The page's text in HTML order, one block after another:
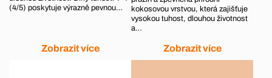
(4/5) poskytuje výrazně pevnou…
Zobrazit více
kokosovou vrstvou, která zajišťuje
vysokou tuhost, dlouhou životnost
a…
Zobrazit více